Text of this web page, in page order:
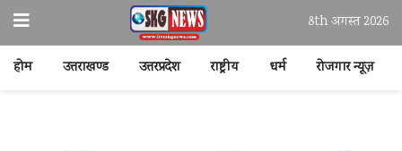
8th अगस्त 2026
होम उत्तराखण्ड उत्तरप्रदेश राष्ट्रीय धर्म रोजगार न्यूज़